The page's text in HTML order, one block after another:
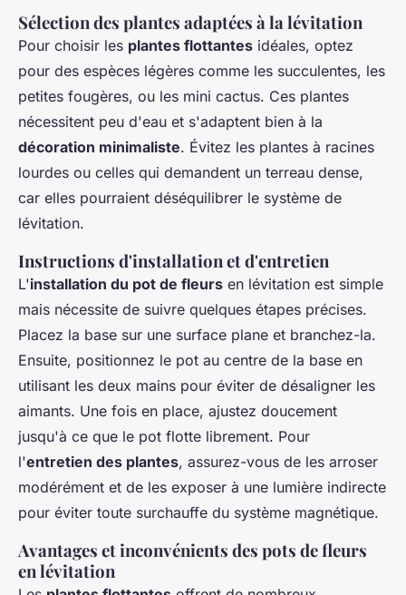
Sélection des plantes adaptées à la lévitation
Pour choisir les plantes flottantes idéales, optez
pour des espèces légères comme les succulentes, les
petites fougères, ou les mini cactus. Ces plantes
nécessitent peu d'eau et s'adaptent bien à la
décoration minimaliste. Évitez les plantes à racines
lourdes ou celles qui demandent un terreau dense,
car elles pourraient déséquilibrer le système de
lévitation.
Instructions d'installation et d'entretien
L'installation du pot de fleurs en lévitation est simple
mais nécessite de suivre quelques étapes précises.
Placez la base sur une surface plane et branchez-la.
Ensuite, positionnez le pot au centre de la base en
utilisant les deux mains pour éviter de désaligner les
aimants. Une fois en place, ajustez doucement
jusqu'à ce que le pot flotte librement. Pour
l'entretien des plantes, assurez-vous de les arroser
modérément et de les exposer à une lumière indirecte
pour éviter toute surchauffe du système magnétique.
Avantages et inconvénients des pots de fleurs
en lévitation